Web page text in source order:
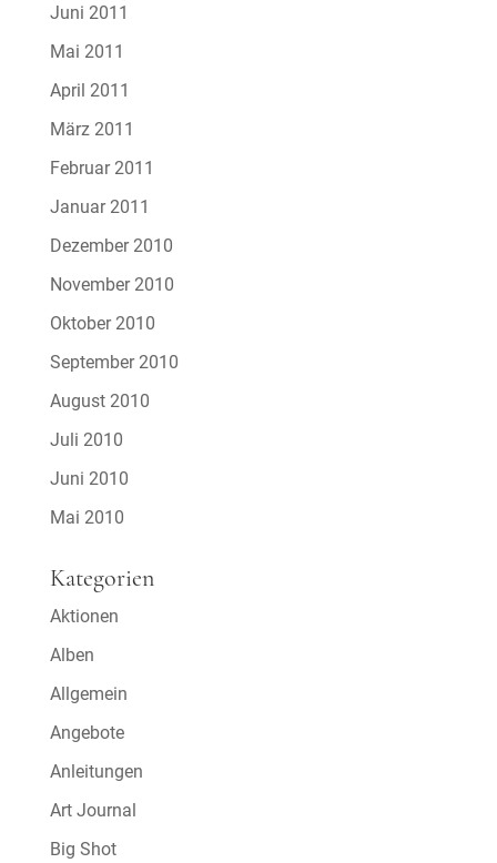
Juni 2011
Mai 2011
April 2011
März 2011
Februar 2011
Januar 2011
Dezember 2010
November 2010
Oktober 2010
September 2010
August 2010
Juli 2010
Juni 2010
Mai 2010
Kategorien
Aktionen
Alben
Allgemein
Angebote
Anleitungen
Art Journal
Big Shot